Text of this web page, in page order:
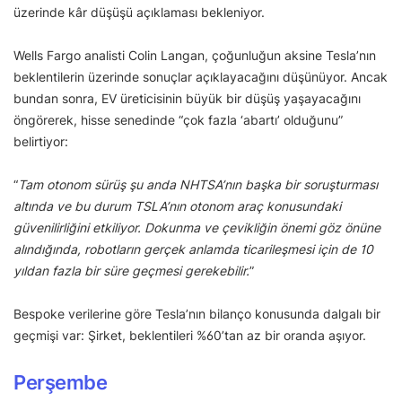
üzerinde kâr düşüşü açıklaması bekleniyor.
Wells Fargo analisti Colin Langan, çoğunluğun aksine Tesla’nın
beklentilerin üzerinde sonuçlar açıklayacağını düşünüyor. Ancak
bundan sonra, EV üreticisinin büyük bir düşüş yaşayacağını
öngörerek, hisse senedinde “çok fazla ‘abartı’ olduğunu”
belirtiyor:
“Tam otonom sürüş şu anda NHTSA’nın başka bir soruşturması
altında ve bu durum TSLA’nın otonom araç konusundaki
güvenilirliğini etkiliyor. Dokunma ve çevikliğin önemi göz önüne
alındığında, robotların gerçek anlamda ticarileşmesi için de 10
yıldan fazla bir süre geçmesi gerekebilir.”
Bespoke verilerine göre Tesla’nın bilanço konusunda dalgalı bir
geçmişi var: Şirket, beklentileri %60’tan az bir oranda aşıyor.
Perşembe